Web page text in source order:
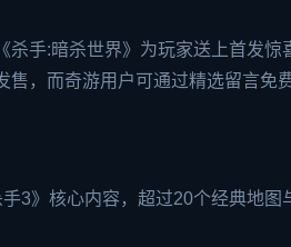
手:暗杀世界》为玩家送上首发惊
，而奇游用户可通过精选留言免费
3》核心内容，超过20个经典地图